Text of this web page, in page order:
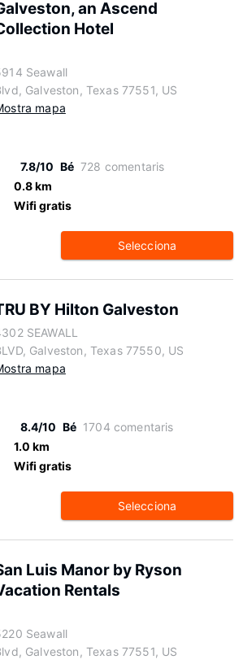
an Ascend
Hotel
Seawall
Galveston, Texas 77551, US
mapa
7.8/10 Bé 728 comentaris
0.8 km
Wifi gratis
Selecciona
BY Hilton Galveston
SEAWALL
Galveston, Texas 77550, US
mapa
8.4/10 Bé 1704 comentaris
1.0 km
Wifi gratis
Selecciona
Luis Manor by Ryson
Rentals
Seawall
Galveston, Texas 77551, US